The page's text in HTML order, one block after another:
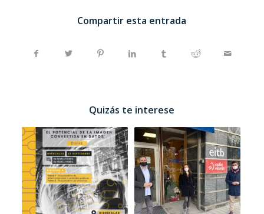
Compartir esta entrada
Quizás te interese